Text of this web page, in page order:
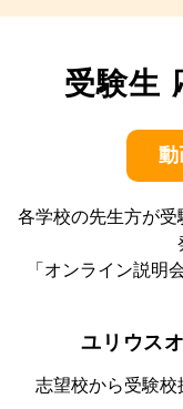
受験生
動
各学校の先生方が
「オンライン説明
ユリウス
志望校から受験校